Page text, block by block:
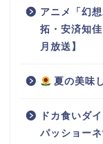
アニメ「幻
拓・安済知
月放送】
夏の美味
ドカ食いダ
パッショー